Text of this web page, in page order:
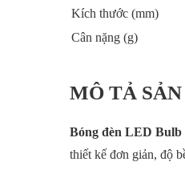
Kích thước (mm)
Cân nặng (g)
MÔ TẢ
Bóng đèn LED Bulb
thiết kế đơn giản, độ